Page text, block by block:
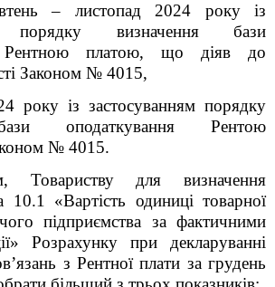
– листопад 2024 року із
порядку визначення бази
Рентною платою, що діяв до
Законом № 4015,
року із застосуванням порядку
оподаткування Рентою
№ 4015.
Товариству для визначення
10.1 «Вартість одиниці товарної
підприємства за фактичними
Розрахунку при декларуванні
з Рентної плати за грудень